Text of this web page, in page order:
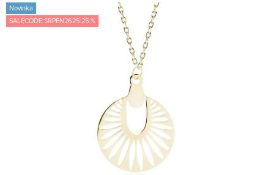
Novinka
SALECODE:SRPEN2625:25:%